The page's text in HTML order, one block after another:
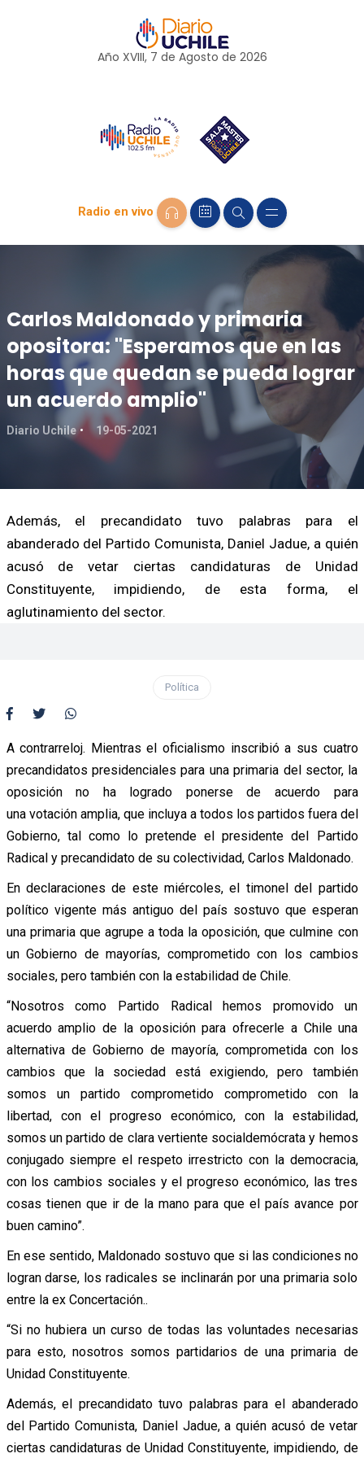
Año XVIII, 7 de Agosto de 2026
Radio en vivo
Carlos Maldonado y primaria
opositora: "Esperamos que en las
horas que quedan se pueda lograr
un acuerdo amplio"
Diario Uchile 19-05-2021
Además, el precandidato tuvo palabras para el
abanderado del Partido Comunista, Daniel Jadue, a quién
acusó de vetar ciertas candidaturas de Unidad
Constituyente, impidiendo, de esta forma, el
aglutinamiento del sector.
Política
A contrarreloj. Mientras el oficialismo inscribió a sus cuatro
precandidatos presidenciales para una primaria del sector, la
oposición no ha logrado ponerse de acuerdo para
una votación amplia, que incluya a todos los partidos fuera del
Gobierno, tal como lo pretende el presidente del Partido
Radical y precandidato de su colectividad, Carlos Maldonado.
En declaraciones de este miércoles, el timonel del partido
político vigente más antiguo del país sostuvo que esperan
una primaria que agrupe a toda la oposición, que culmine con
un Gobierno de mayorías, comprometido con los cambios
sociales, pero también con la estabilidad de Chile.
“Nosotros como Partido Radical hemos promovido un
acuerdo amplio de la oposición para ofrecerle a Chile una
alternativa de Gobierno de mayoría, comprometida con los
cambios que la sociedad está exigiendo, pero también
somos un partido comprometido comprometido con la
libertad, con el progreso económico, con la estabilidad,
somos un partido de clara vertiente socialdemócrata y hemos
conjugado siempre el respeto irrestricto con la democracia,
con los cambios sociales y el progreso económico, las tres
cosas tienen que ir de la mano para que el país avance por
buen camino”.
En ese sentido, Maldonado sostuvo que si las condiciones no
logran darse, los radicales se inclinarán por una primaria solo
entre la ex Concertación..
“Si no hubiera un curso de todas las voluntades necesarias
para esto, nosotros somos partidarios de una primaria de
Unidad Constituyente.
Además, el precandidato tuvo palabras para el abanderado
del Partido Comunista, Daniel Jadue, a quién acusó de vetar
ciertas candidaturas de Unidad Constituyente, impidiendo, de